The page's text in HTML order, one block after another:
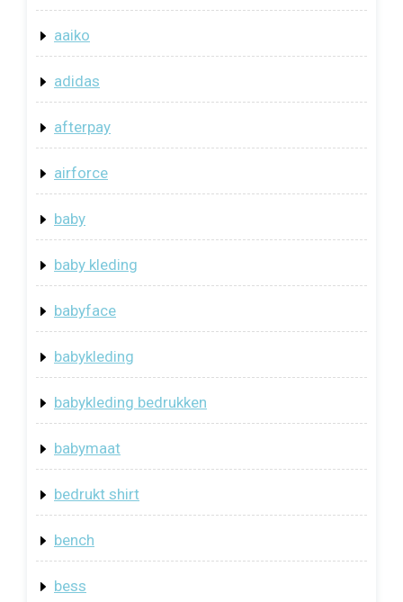
aaiko
adidas
afterpay
airforce
baby
baby kleding
babyface
babykleding
babykleding bedrukken
babymaat
bedrukt shirt
bench
bess